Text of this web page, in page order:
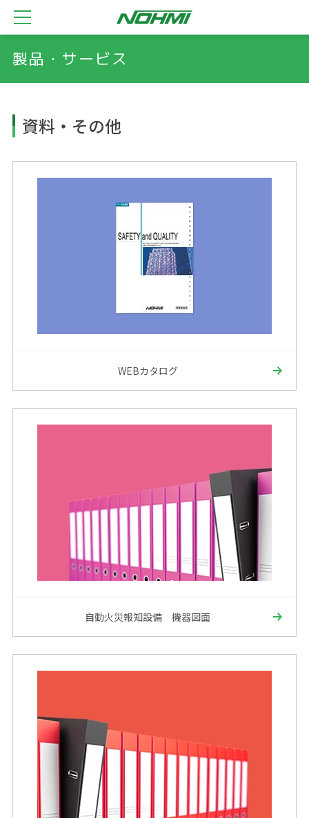
製品・サービス
資料・その他
WEBカタログ
自動火災報知設備 機器図面